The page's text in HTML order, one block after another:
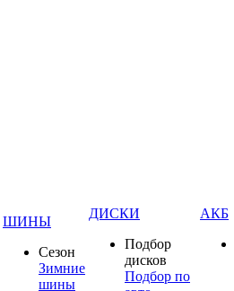
ШИНЫ
Сезон
Зимние
шины
ДИСКИ
Подбор
дисков
Подбор по
АКБ